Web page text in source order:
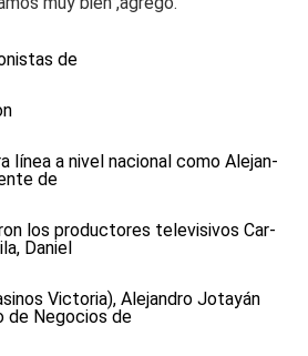
de
línea a nivel nacional como Ale­jan­
de
los productores televisivos Car­
Daniel
Victoria), Alejandro Jotayán
de Negocios de